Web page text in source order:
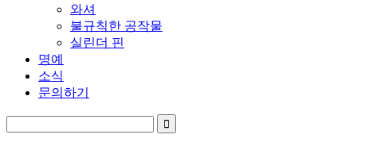
와셔
불규칙한 공작물
실린더 핀
명예
소식
문의하기